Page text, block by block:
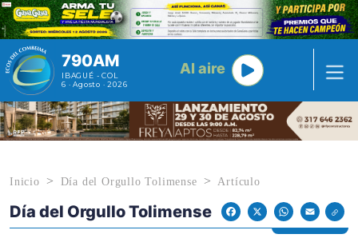
Pasar al contenido principal
790AM
IBAGUÉ - COL
6 · Agosto · 2026
Al aire
Inicio Día del Orgullo Tolimense Artículo
Econoticias y Eventos
Día del Orgullo Tolimense
FacebookX WhatsAppEmail